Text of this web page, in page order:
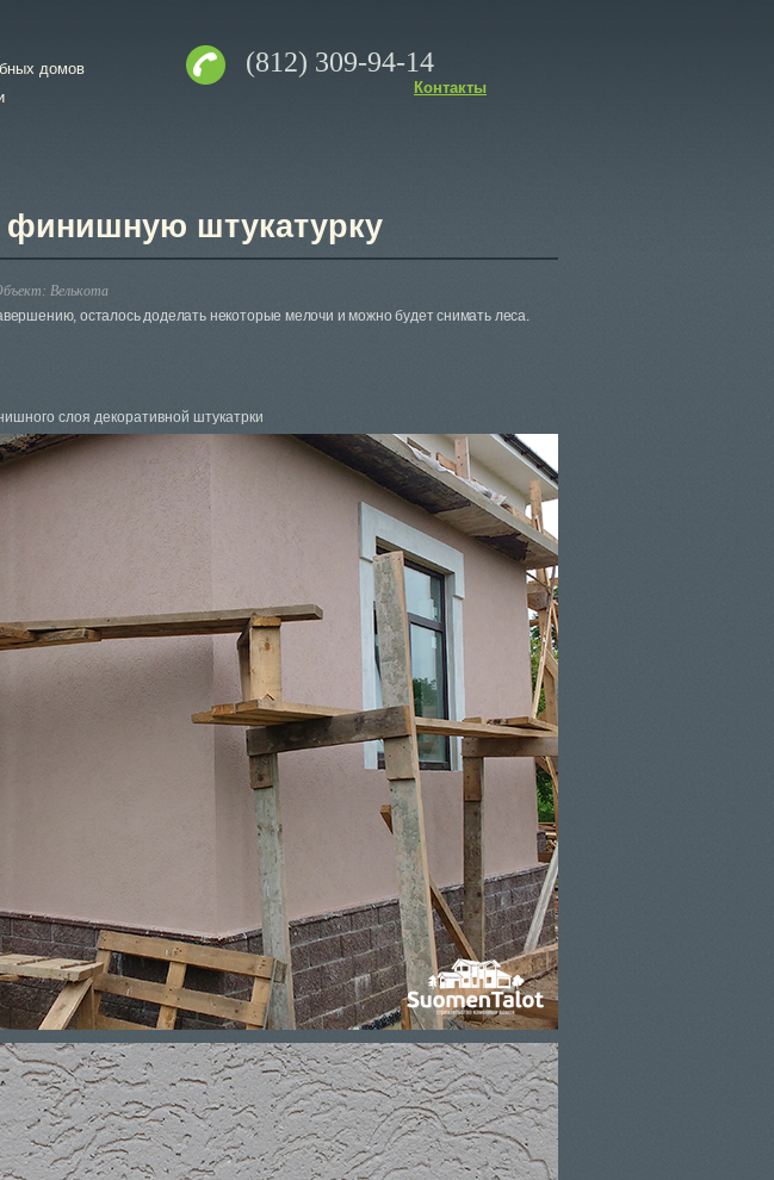
(812) 309-94-14
Контакты
домов
финишную штукатурку
Велькота
осталось доделать некоторые мелочи и можно будет снимать леса.
слоя декоративной штукатрки